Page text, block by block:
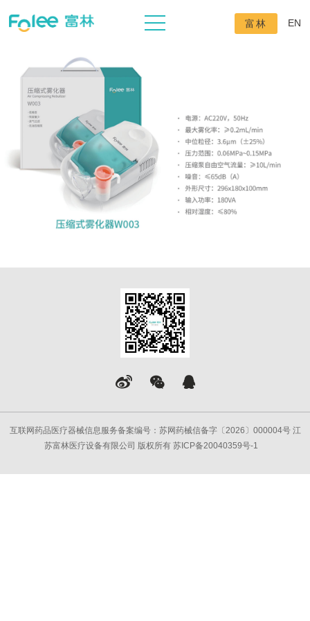
富林 EN
互联网药品医疗器械信息服务备案编号：苏网药械信备字〔2026〕000004号 江
苏富林医疗设备有限公司 版权所有 苏ICP备20040359号-1